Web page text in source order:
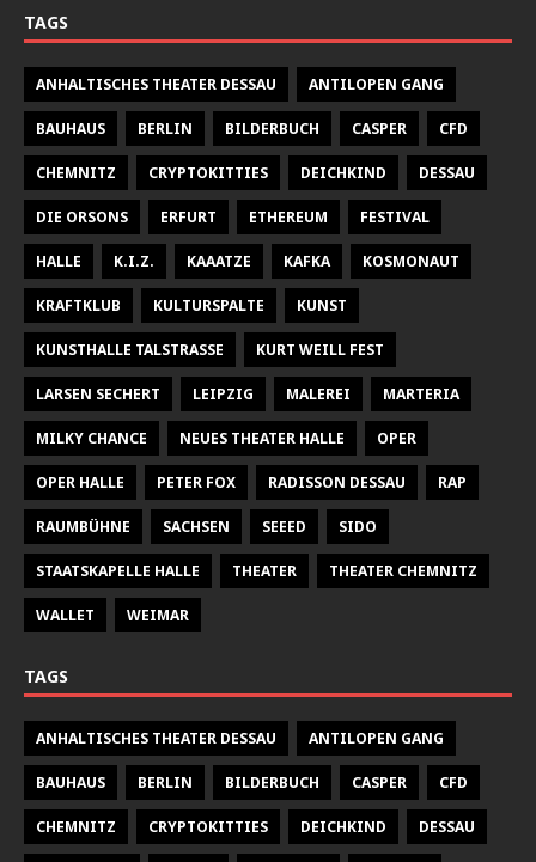
TAGS
ANHALTISCHES THEATER DESSAU ANTILOPEN GANG
BAUHAUS BERLIN BILDERBUCH CASPER CFD
CHEMNITZ CRYPTOKITTIES DEICHKIND DESSAU
DIE ORSONS ERFURT ETHEREUM FESTIVAL
HALLE K.I.Z. KAAATZE KAFKA KOSMONAUT
KRAFTKLUB KULTURSPALTE KUNST
KUNSTHALLE TALSTRASSE KURT WEILL FEST
LARSEN SECHERT LEIPZIG MALEREI MARTERIA
MILKY CHANCE NEUES THEATER HALLE OPER
OPER HALLE PETER FOX RADISSON DESSAU RAP
RAUMBÜHNE SACHSEN SEEED SIDO
STAATSKAPELLE HALLE THEATER THEATER CHEMNITZ
WALLET WEIMAR
TAGS
ANHALTISCHES THEATER DESSAU ANTILOPEN GANG
BAUHAUS BERLIN BILDERBUCH CASPER CFD
CHEMNITZ CRYPTOKITTIES DEICHKIND DESSAU